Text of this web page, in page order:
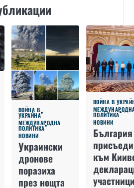
ВОЙНА В
УКРАЙНА
МЕЖДУНАРОДНА
ПОЛИТИКА
НОВИНИ
Украински
дронове
поразиха
през нощта
ВОЙНА В
ПОЛИТИКА
НОВИНИ
към